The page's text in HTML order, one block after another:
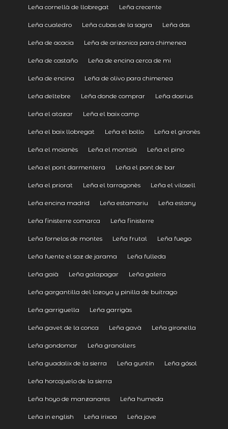
Leña cornellà de llobregat Leña crecente
Leña cualedro Leña cubas de la sagra Leña das
Leña de acacia Leña de arizonica para chimenea
Leña de castaño Leña de encina cerca de mi
Leña de encina Leña de olivo para chimenea
Leña deltebre Leña donde comprar Leña dosrius
Leña el atazar Leña el baix camp
Leña el baix llobregat Leña el bollo Leña el gironès
Leña el moianès Leña el montsià Leña el pino
Leña el pont darmentera Leña el pont de bar
Leña el priorat Leña el tarragonès Leña el vilosell
Leña encina madrid Leña estamariu Leña estany
Leña finisterre comarca Leña finisterre
Leña fornelos de montes Leña frutal Leña fuego
Leña fuente el saz de jarama Leña fulleda
Leña gaià Leña galapagar Leña galera
Leña gargantilla del lozoya y pinilla de buitrago
Leña garriguella Leña garrigàs
Leña gavet de la conca Leña gavà Leña gironella
Leña gondomar Leña granollers
Leña guadalix de la sierra Leña guntín Leña gósol
Leña horcajuelo de la sierra
Leña hoyo de manzanares Leña humeda
Leña in english Leña irixoa Leña jove